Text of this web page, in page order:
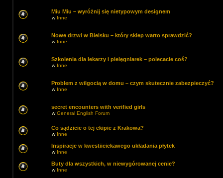
Miu Miu – wyróżnij się nietypowym designem
w Inne
Nowe drzwi w Bielsku – który sklep warto sprawdzić?
w Inne
Szkolenia dla lekarzy i pielęgniarek – polecacie coś?
w Inne
Problem z wilgocią w domu – czym skutecznie zabezpieczyć?
w Inne
secret encounters with verified girls
wGeneral English Forum
Co sądzicie o tej ekipie z Krakowa?
w Inne
Inspiracje w kwestiiciekawego układania płytek
w Inne
Buty dla wszystkich, w niewygórowanej cenie?
w Inne